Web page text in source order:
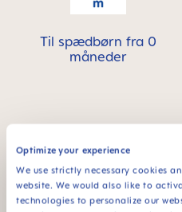
Optimize your experience
We use strictly necessary cookies
website. We would also like to
technologies to personalize our
Til spædbørn fra 0
måneder